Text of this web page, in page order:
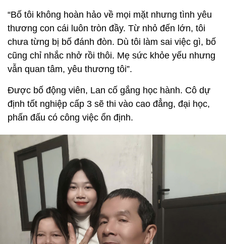
“Bố tôi không hoàn hảo về mọi mặt nhưng tình yêu
thương con cái luôn tròn đầy. Từ nhỏ đến lớn, tôi
chưa từng bị bố đánh đòn. Dù tôi làm sai việc gì, bố
cũng chỉ nhắc nhở rồi thôi. Mẹ sức khỏe yếu nhưng
vẫn quan tâm, yêu thương tôi”.
Được bố động viên, Lan cố gắng học hành. Cô dự
định tốt nghiệp cấp 3 sẽ thi vào cao đẳng, đại học,
phấn đấu có công việc ổn định.